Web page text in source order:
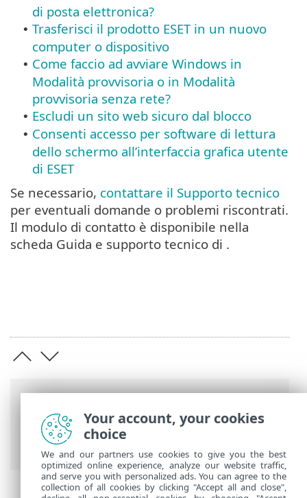
Guida online ESET
ESET Smart Security
Premium
Domande frequenti
di posta elettronica?
• Trasferisci il prodotto ESET in un nuovo
computer o dispositivo
• Come faccio ad avviare Windows in
Modalità provvisoria o in Modalità
provvisoria senza rete?
• Escludi un sito web sicuro dal blocco
• Consenti accesso per software di lettura
dello schermo all’interfaccia grafica utente
di ESET
Se necessario, contattare il Supporto tecnico
per eventuali domande o problemi riscontrati.
Il modulo di contatto è disponibile nella
scheda Guida e supporto tecnico di .
Your account, your cookies
choice
We and our partners use cookies to give you the best
optimized online experience, analyze our website traffic,
and serve you with personalized ads. You can agree to the
collection of all cookies by clicking "Accept all and close",